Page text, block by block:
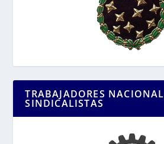
TRABAJADORES NACIONAL
SINDICALISTAS